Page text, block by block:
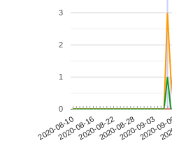
2020-08-102020-08-162020-08-222020-08-282020-09-03
2020-
0
1
2
3